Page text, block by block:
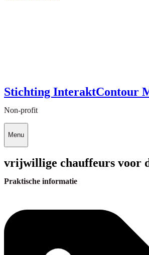
Stichting InteraktContour
Non-profit
Menu
vrijwillige chauffeurs voor
Praktische informatie